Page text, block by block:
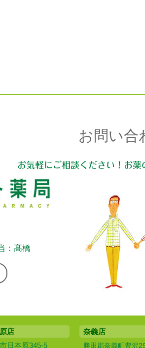
お問い合
お気軽にご相談ください！お薬
：髙橋
店
日本原345-5
奈義店
勝田郡奈義町豊沢